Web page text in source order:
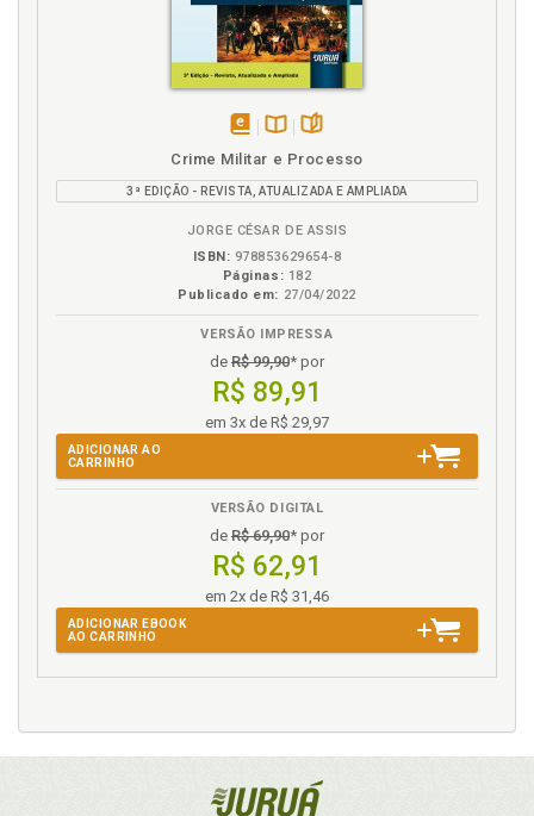
Pressupostos de construção argumentativa, p. 122
Processos criminais. Atual quantitativo de processos
criminais, p. 125
Proposta de aprimoramento legislativo, p. 152
Referências, p. 169
Requisitos e condições, p. 54
sistema jurídico-penal, p. 82
Sistema de justiça criminal brasileiro. Atual estado
de coisas: um olhar sobre o sistema de justiça
criminal brasileiro, p. 123
Sistema jurídico-penal. Resolutividade do Ministério
Público no âmbito do sistema jurídico-penal, p. 82
Sistema prisional brasileiro: estatísticas atuais, p.
como técnica resolutiva no âmbito criminal, p. 87
político-criminais do ANPP, p. 142
disponível
eBookB.V.
Crime Militar e Processo
3ª EDIÇÃO - REVISTA, ATUALIZADA E AMPLIADA
JORGE CÉSAR DE ASSIS
ISBN: 978853629654-8
Páginas: 182
Publicado em: 27/04/2022
VERSÃO IMPRESSA
de R$ 99,90* por
R$ 89,91
em 3x de R$ 29,97
ADICIONAR AO
CARRINHO
VERSÃO DIGITAL
de R$ 69,90* por
R$ 62,91
em 2x de R$ 31,46
ADICIONAR EBOOK
AO CARRINHO